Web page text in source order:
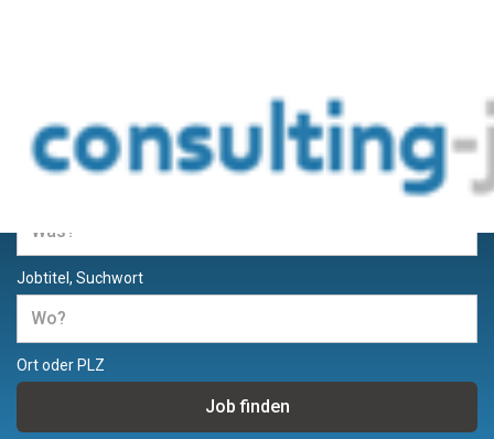
Jobs und Stellenangebote für
Berater und Consultants
Jobtitel, Suchwort
Ort oder PLZ